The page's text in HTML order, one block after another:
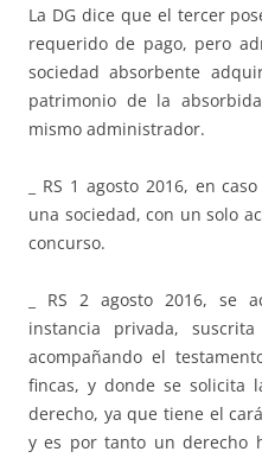
La DG dice que el tercer
requerido de pago, pero
sociedad absorbente
patrimonio de la
mismo administrador.
_ RS 1 agosto 2016, en
una sociedad, con un solo
concurso.
_ RS 2 agosto 2016, se
instancia privada,
acompañando el
fincas, y donde se solicita
derecho, ya que tiene el
y es por tanto un derecho